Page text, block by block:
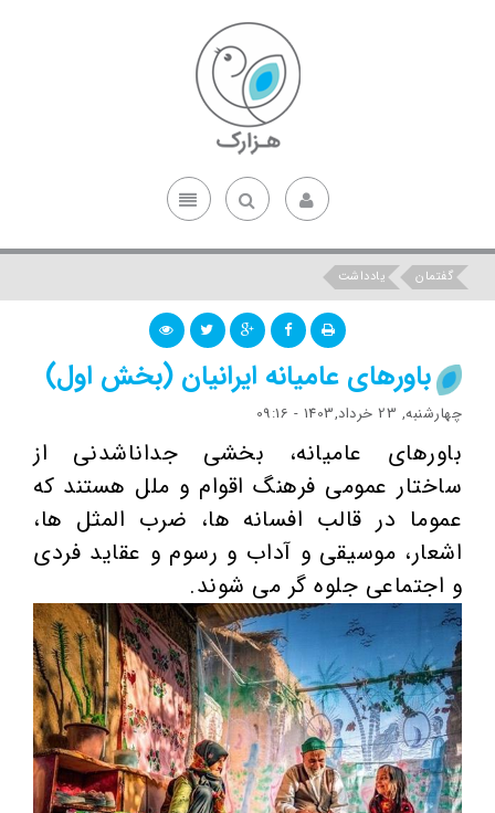
گفتمان یادداشت
باورهای عامیانه ایرانیان (بخش اول)
چهارشنبه, 23 خرداد,1403 - 09:16
باورهای عامیانه، بخشی جداناشدنی از
ساختار عمومی فرهنگ اقوام و ملل هستند که
عموما در قالب افسانه ها، ضرب المثل ها،
اشعار، موسیقی و آداب و رسوم و عقاید فردی
و اجتماعی جلوه گر می شوند.